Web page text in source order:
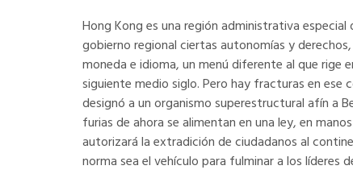
Hong Kong es una región administrativa
gobierno regional ciertas autonomías y
moneda e idioma, un menú diferente al que rige
siguiente medio siglo. Pero hay fracturas en ese
designó a un organismo superestructural afín a
furias de ahora se alimentan en una ley, en
autorizará la extradición de ciudadanos al
norma sea el vehículo para fulminar a los